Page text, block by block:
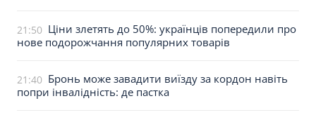
21:50 Ціни злетять до 50%: українців попередили про
нове подорожчання популярних товарів
21:40 Бронь може завадити виїзду за кордон навіть
попри інвалідність: де пастка